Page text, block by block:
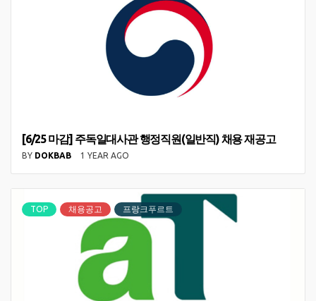
[6/25 마감] 주독일대사관 행정직원(일반직) 채용 재공고
BY DOKBAB 1 YEAR AGO
TOP 채용공고 프랑크푸르트